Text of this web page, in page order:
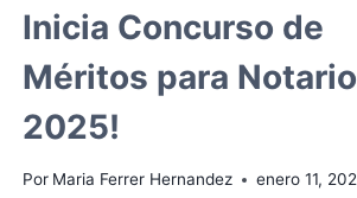
DEL
16
DE
ENERO
Inicia Concurso de
Méritos para
2025!
Por Maria Ferrer Hernandez enero 11,